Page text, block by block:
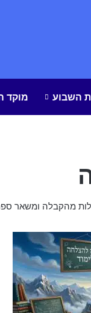
השבוע מוקד
מהקבלה ומשאר